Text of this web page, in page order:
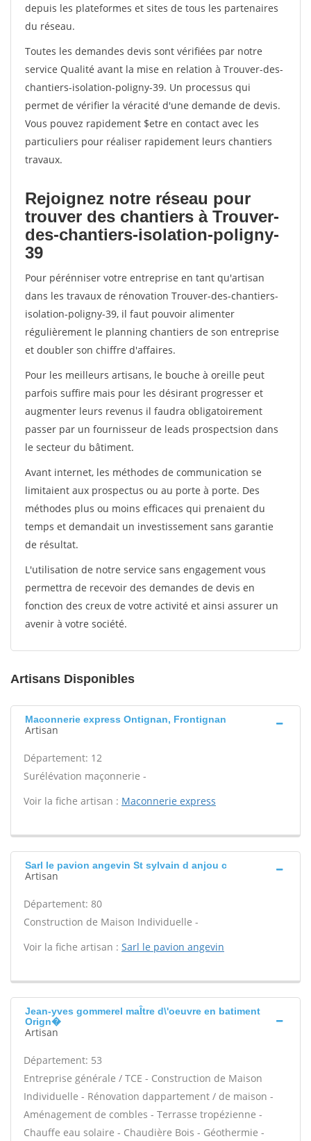
depuis les plateformes et sites de tous les partenaires
du réseau.
Toutes les demandes devis sont vérifiées par notre
service Qualité avant la mise en relation à Trouver-des-
chantiers-isolation-poligny-39. Un processus qui
permet de vérifier la véracité d'une demande de devis.
Vous pouvez rapidement $etre en contact avec les
particuliers pour réaliser rapidement leurs chantiers
travaux.
Rejoignez notre réseau pour
trouver des chantiers à Trouver-
des-chantiers-isolation-poligny-
39
Pour pérénniser votre entreprise en tant qu'artisan
dans les travaux de rénovation Trouver-des-chantiers-
isolation-poligny-39, il faut pouvoir alimenter
régulièrement le planning chantiers de son entreprise
et doubler son chiffre d'affaires.
Pour les meilleurs artisans, le bouche à oreille peut
parfois suffire mais pour les désirant progresser et
augmenter leurs revenus il faudra obligatoirement
passer par un fournisseur de leads prospectsion dans
le secteur du bâtiment.
Avant internet, les méthodes de communication se
limitaient aux prospectus ou au porte à porte. Des
méthodes plus ou moins efficaces qui prenaient du
temps et demandait un investissement sans garantie
de résultat.
L'utilisation de notre service sans engagement vous
permettra de recevoir des demandes de devis en
fonction des creux de votre activité et ainsi assurer un
avenir à votre société.
Artisans Disponibles
Maconnerie express Ontignan, Frontignan
Artisan
Département: 12
Surélévation maçonnerie -
Voir la fiche artisan : Maconnerie express
Sarl le pavion angevin St sylvain d anjou c
Artisan
Département: 80
Construction de Maison Individuelle -
Voir la fiche artisan : Sarl le pavion angevin
Jean-yves gommerel maÎtre d\'oeuvre en batiment
Orign�
Artisan
Département: 53
Entreprise générale / TCE - Construction de Maison
Individuelle - Rénovation dappartement / de maison -
Aménagement de combles - Terrasse tropézienne -
Chauffe eau solaire - Chaudière Bois - Géothermie -